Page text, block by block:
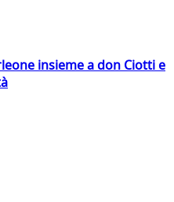
insieme a don Ciotti e